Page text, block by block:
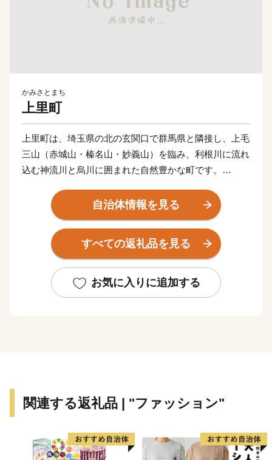
かみさとまち
上里町
上里町は、埼玉県の北の玄関口で群馬県と隣接し、上毛
三山（赤城山・榛名山・妙義山）を臨み、利根川に流れ
込む神流川と烏川に囲まれた自然豊かな町です。
また、JR高崎線神保原駅や、国道17号線・254号線が
あり、交通も非常に便利な場所で、首都圏へのベッドタ
ウンとしても住宅街が形成されてきました。平成27年に
は関越自動車道上里スマートインターが開通し、アクセ
返礼品を通じて「上里町の良さ」を感じていただき、
自治体情報を見る
すべての返礼品を見る
お気に入りに追加する
関連する返礼品 | "ファッション"